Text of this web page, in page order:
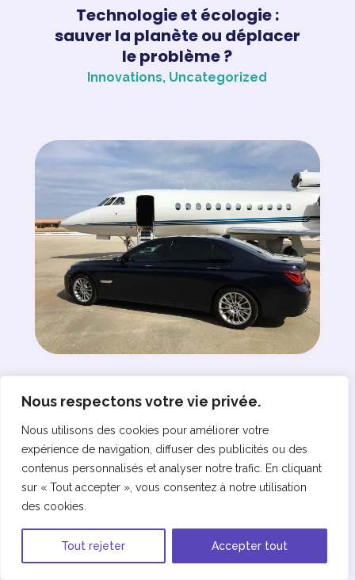
Nous respectons votre vie privée.
Nous utilisons des cookies pour améliorer votre
expérience de navigation, diffuser des publicités ou des
contenus personnalisés et analyser notre trafic. En cliquant
sur « Tout accepter », vous consentez à notre utilisation
des cookies.
Tout rejeter Accepter tout
Technologie et écologie :
sauver la planète ou déplacer
le problème ?
Innovations, Uncategorized
le discours ne suffit plus
Uncategorized